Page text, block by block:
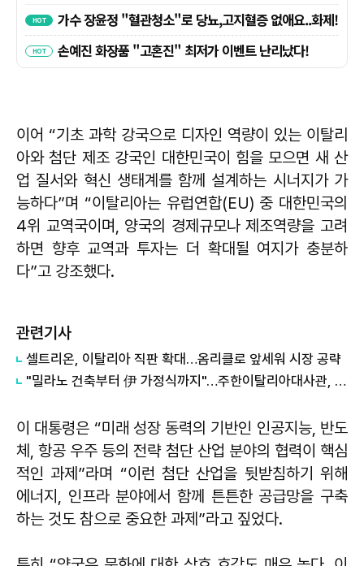
이어 “기초 과학 강국으로 디자인 역량이 있는 이탈리
아와 첨단 제조 강국인 대한민국이 힘을 모으면 새 산
업 질서와 혁신 생태계를 함께 설계하는 시너지가 가
능하다”며 “이탈리아는 유럽연합(EU) 중 대한민국의
4위 교역국이며, 양국의 경제규모나 제조역량을 고려
하면 향후 교역과 투자는 더 확대될 여지가 충분하
다”고 강조했다.
관련기사
셀트리온, 이탈리아 직판 확대…옴리클로 앞세워 시장 공략
"밀라노 건축부터 伊 가정식까지"…주한이탈리아대사관, 2회 '이탈리아? 책!' 행사 개최
이 대통령은 “미래 성장 동력의 기반인 인공지능, 반도
체, 항공 우주 등의 전략 첨단 산업 분야의 협력이 핵심
적인 과제”라며 “이런 첨단 산업을 뒷받침하기 위해
에너지, 인프라 분야에서 함께 튼튼한 공급망을 구축
하는 것도 참으로 중요한 과제”라고 짚었다.